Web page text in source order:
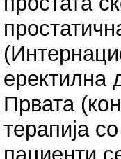
еректилна
Првата
терапија